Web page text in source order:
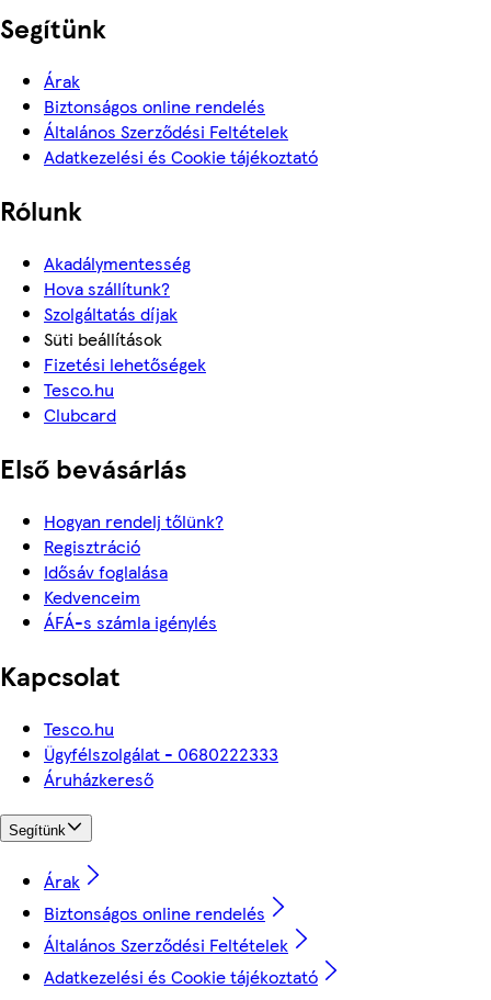
Segítünk
Árak
Biztonságos online rendelés
Általános Szerződési Feltételek
Adatkezelési és Cookie tájékoztató
Rólunk
Akadálymentesség
Hova szállítunk?
Szolgáltatás díjak
Süti beállítások
Fizetési lehetőségek
Tesco.hu
Clubcard
Első bevásárlás
Hogyan rendelj tőlünk?
Regisztráció
Idősáv foglalása
Kedvenceim
ÁFÁ-s számla igénylés
Kapcsolat
Tesco.hu
Ügyfélszolgálat - 0680222333
Áruházkereső
Segítünk
Árak
Biztonságos online rendelés
Általános Szerződési Feltételek
Adatkezelési és Cookie tájékoztató